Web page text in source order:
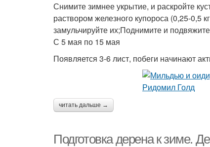
Снимите зимнее укрытие, и раскройте
раствором железного купороса (0,25-0,5
замульчируйте их;Поднимите и
С 5 мая по 15 мая
Появляется 3-6 лист, побеги начинают
читать дальше →
Подготовка дерена к зиме.